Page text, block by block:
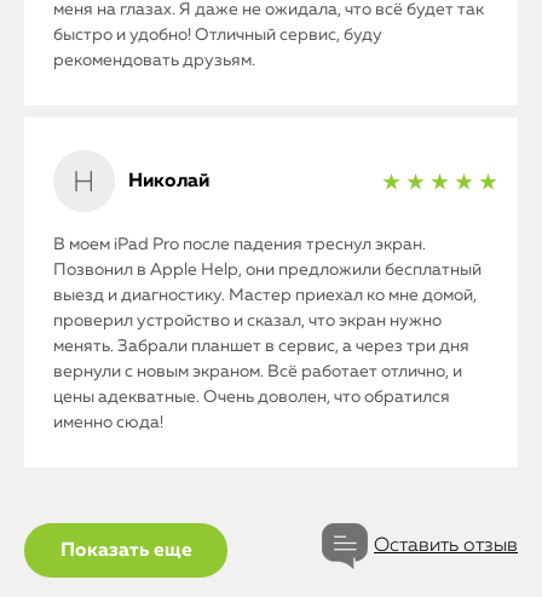
меня на глазах. Я даже не ожидала, что всё будет так
быстро и удобно! Отличный сервис, буду
рекомендовать друзьям.
Николай ★ ★ ★ ★ ★
В моем iPad Pro после падения треснул экран.
Позвонил в Apple Help, они предложили бесплатный
выезд и диагностику. Мастер приехал ко мне домой,
проверил устройство и сказал, что экран нужно
менять. Забрали планшет в сервис, а через три дня
вернули с новым экраном. Всё работает отлично, и
цены адекватные. Очень доволен, что обратился
именно сюда!
Показать еще Оставить отзыв